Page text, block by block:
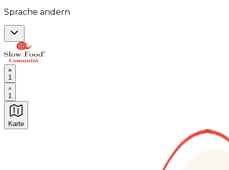
Sprache ändern
1
1
Karte
Unvergessliche kulinarische Erlebnisse: